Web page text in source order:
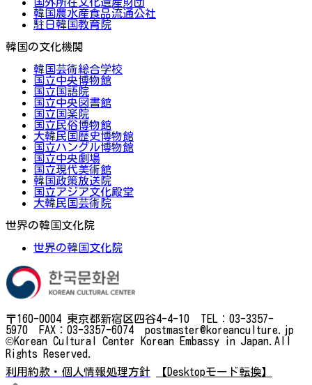
韓国農水産食品流通公社
駐日韓国教育院
韓国の文化機関
韓国芸術総合学校
国立中央博物館
国立国語院
国立中央図書館
国立国楽院
国立民俗博物館
大韓民国歴史博物館
国立ハングル博物館
国立中央劇場
国立現代美術館
韓国政策放送院
国立アジア文化殿堂
大韓民国芸術院
世界の韓国文化院
世界の韓国文化院
〒160-0004 東京都新宿区四谷4-4-10 TEL：03-3357-
5970 FAX：03-3357-6074 postmaster@koreanculture.jp
©Korean Cultural Center Korean Embassy in Japan.All
Rights Reserved.
利用約款・個人情報処理方針
【Desktopモード転換】